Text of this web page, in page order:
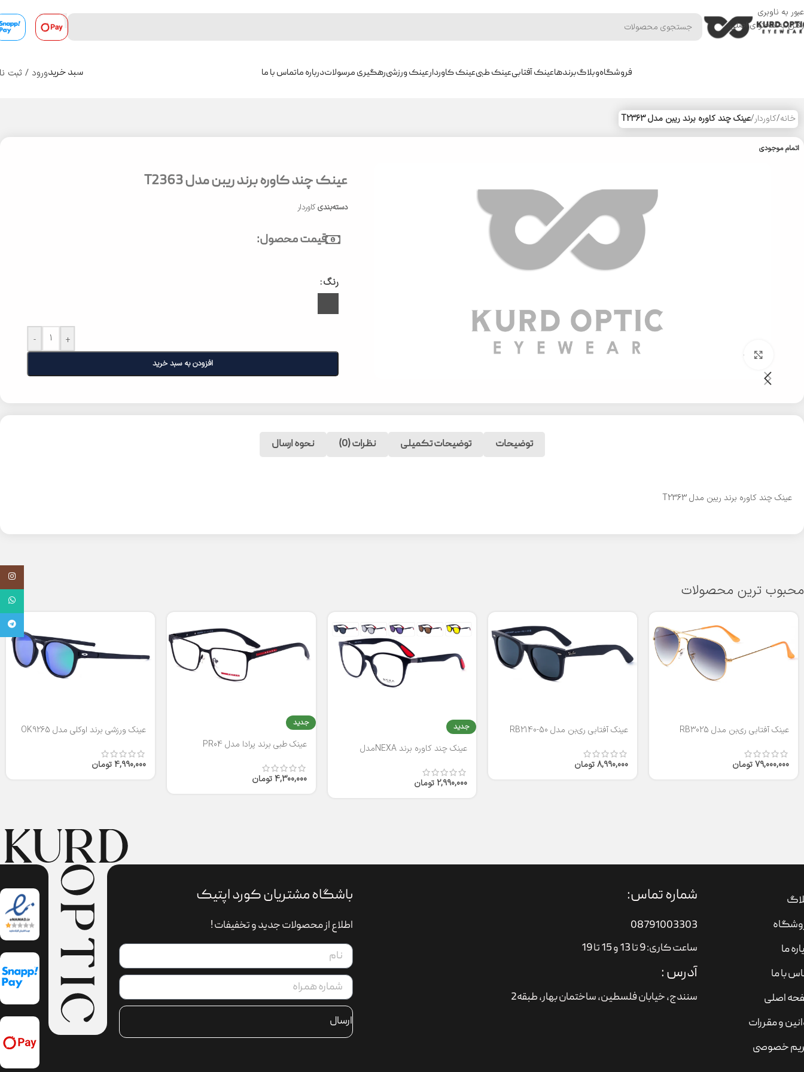
عبور به ناوبری
رفتن به محتوای اصلی
فروشگاهوبلاگبرندهاعینک آفتابیعینک طبیعینک کاوردارعینک ورزشیرهگیری مرسولاتدرباره ماتماس با ما 0
سبد خریدورود / ثبت
خانه/کاوردار/عینک چند کاوره برند ریبن مدل T2363
اتمام موجودی
عینک چند کاوره برند ریبن مدل T2363
دسته‌بندی کاوردار
قیمت محصول:
رنگ
- +
افزودن به سبد خرید
توضیحات توضیحات تکمیلی نظرات (0) نحوه ارسال
عینک چند کاوره برند ریبن مدل T2363
محبوب ترین محصولات
عینک آفتابی ری‌بن مدل RB3025
79,000,000تومان
عینک آفتابی ری‌بن مدل RB2140-50
8,990,000 تومان
جدید
عینک چند کاوره برند NEXAمدل
2,990,000 تومان
جدید
عینک طبی برند پرادا مدل PR04
4,300,000 تومان
عینک ورزشی برند اوکلی مدل OK9265
4,990,000 تومان
ما
با ما
اصلی
و مقررات
خصوصی
شماره تماس:
08791003303
ساعت کاری: 9 تا 13 و 15 تا 19
آدرس :
سنندج، خیابان فلسطین،‌ ساختمان بهار، طبقه2
باشگاه مشتریان کورد اپتیک
اطلاع از محصولات جدید و تخفیفات !
ارسال
واتساپ
تلگرام